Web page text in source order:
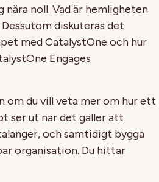
noll. Vad är hemligheten
diskuteras det
med CatalystOne och hur
Engages
om du vill veta mer om hur ett
ser ut när det gäller att
och samtidigt bygga
organisation. Du hittar